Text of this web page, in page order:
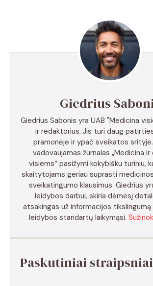
Giedrius
Giedrius Sabonis yra UAB "Medicina
ir redaktorius. Jis turi daug
pramonėje ir ypač sveikatos
vadovaujamas žurnalas „Medicina ir
visiems“ pasižymi kokybišku turiniu,
skaitytojams geriau suprasti
sveikatingumo klausimus. Giedrius
leidybos darbui, skiria dėmesį
atsakingas už informacijos tikslingumą
leidybos standartų laikymąsi.
Paskutiniai straipsniai